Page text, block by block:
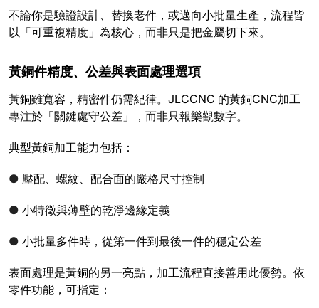
不論你是驗證設計、替換老件，或邁向小批量生產，流程皆
以「可重複精度」為核心，而非只是把金屬切下來。
黃銅件精度、公差與表面處理選項
黃銅雖寬容，精密件仍需紀律。JLCCNC 的黃銅CNC加工
專注於「關鍵處守公差」，而非只報樂觀數字。
典型黃銅加工能力包括：
● 壓配、螺紋、配合面的嚴格尺寸控制
● 小特徵與薄壁的乾淨邊緣定義
● 小批量多件時，從第一件到最後一件的穩定公差
表面處理是黃銅的另一亮點，加工流程直接善用此優勢。依
零件功能，可指定：